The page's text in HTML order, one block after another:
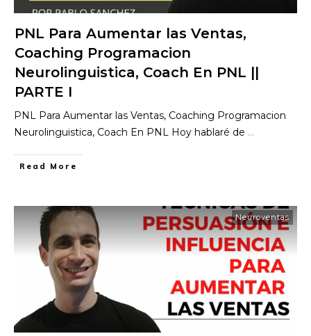
PNL Para Aumentar las Ventas,
Coaching Programacion
Neurolinguistica, Coach En PNL ||
PARTE I
PNL Para Aumentar las Ventas, Coaching Programacion
Neurolinguistica, Coach En PNL Hoy hablaré de ...
​Read More
Neuroventas